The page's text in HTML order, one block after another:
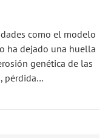
como el modelo
ha dejado una huella
genética de las
pérdida…